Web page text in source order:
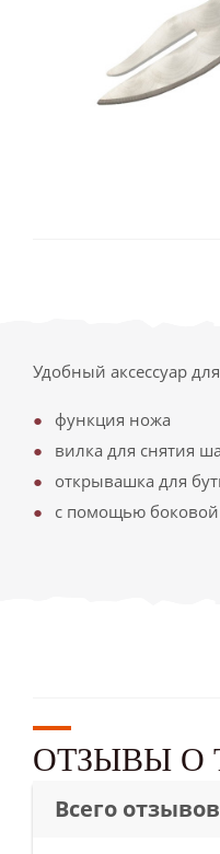
Удобный аксессуар
функция ножа
вилка для снятия
открывашка для
с помощью
ОТЗЫВЫ О
Всего отзывов